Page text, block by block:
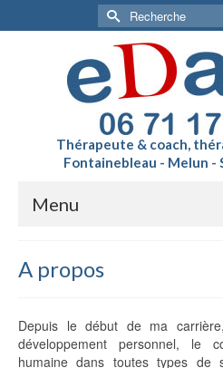
Rechercher :
Thérapeute & coach,
Fontainebleau - Melun -
Menu
A propos
Depuis le début de ma
développement personnel, le
humaine dans toutes types de